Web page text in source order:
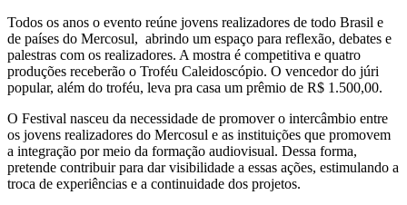
Todos os anos o evento reúne jovens realizadores de todo Brasil e
de países do Mercosul, abrindo um espaço para reflexão, debates e
palestras com os realizadores. A mostra é competitiva e quatro
produções receberão o Troféu Caleidoscópio. O vencedor do júri
popular, além do troféu, leva pra casa um prêmio de R$ 1.500,00.
O Festival nasceu da necessidade de promover o intercâmbio entre
os jovens realizadores do Mercosul e as instituições que promovem
a integração por meio da formação audiovisual. Dessa forma,
pretende contribuir para dar visibilidade a essas ações, estimulando a
troca de experiências e a continuidade dos projetos.